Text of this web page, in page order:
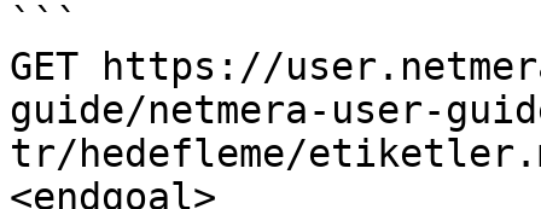
```
GET https://
guide/netmera-user-
tr/hedefleme/
<endgoal>